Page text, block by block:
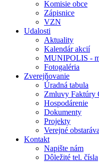
Komisie obce
Zápisnice
VZN
Udalosti
Aktuality
Kalendár akcií
MUNIPOLIS -
Fotogaléria
Zverejňovanie
Úradná tabula
Zmluvy Faktúry
Hospodárenie
Dokumenty
Projekty
Verejné
Kontakt
Napište nám
Dôležité tel. čísla